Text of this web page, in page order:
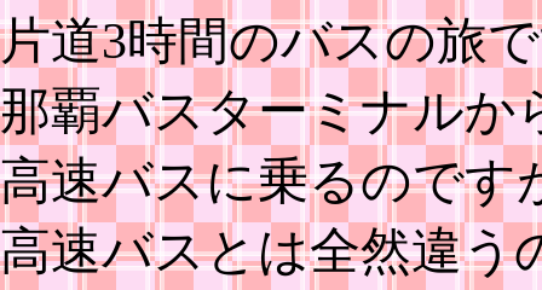
片道3時間のバスの旅
那覇バスターミナルか
高速バスに乗るのです
高速バスとは全然違う